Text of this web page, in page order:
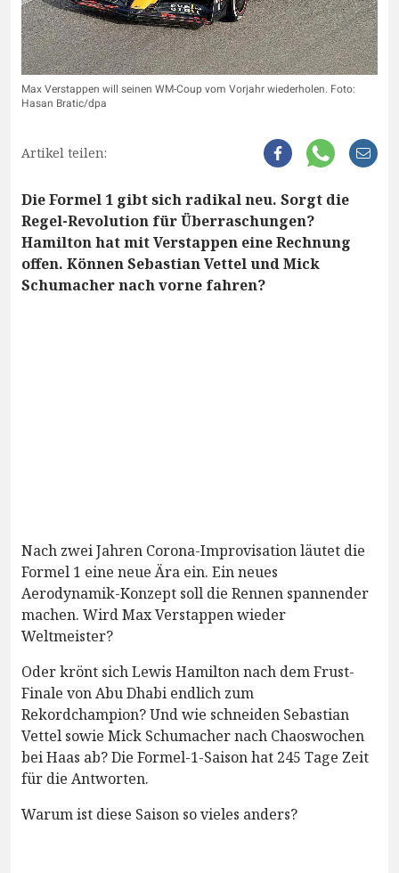
Max Verstappen will seinen WM-Coup vom Vorjahr wiederholen. Foto:
Hasan Bratic/dpa
Artikel teilen:
Die Formel 1 gibt sich radikal neu. Sorgt die
Regel-Revolution für Überraschungen?
Hamilton hat mit Verstappen eine Rechnung
offen. Können Sebastian Vettel und Mick
Schumacher nach vorne fahren?
Nach zwei Jahren Corona-Improvisation läutet die
Formel 1 eine neue Ära ein. Ein neues
Aerodynamik-Konzept soll die Rennen spannender
machen. Wird Max Verstappen wieder
Weltmeister?
Oder krönt sich Lewis Hamilton nach dem Frust-
Finale von Abu Dhabi endlich zum
Rekordchampion? Und wie schneiden Sebastian
Vettel sowie Mick Schumacher nach Chaoswochen
bei Haas ab? Die Formel-1-Saison hat 245 Tage Zeit
für die Antworten.
Warum ist diese Saison so vieles anders?